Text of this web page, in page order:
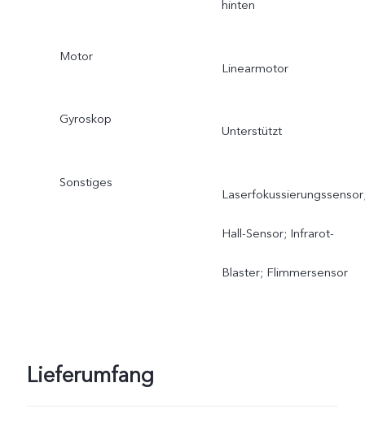
hinten
Motor
Linearmotor
Gyroskop
Unterstützt
Sonstiges
Hall-Sensor; Infrarot-
Blaster; Flimmersensor
Lieferumfang